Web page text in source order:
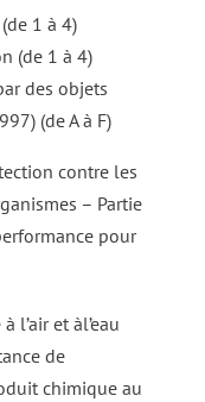
1 à 4)
(de 1 à 4)
des objets
(de A à F)
contre les
– Partie
pour
l’air et àl’eau
de
chimique au